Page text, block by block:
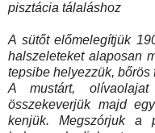
pisztácia tálaláshoz
A sütőt előmelegítjük
halszeleteket alaposan
tepsibe helyezzük, bőrös
A mustárt,
összekeverjük majd
kenjük. Megszórjuk a